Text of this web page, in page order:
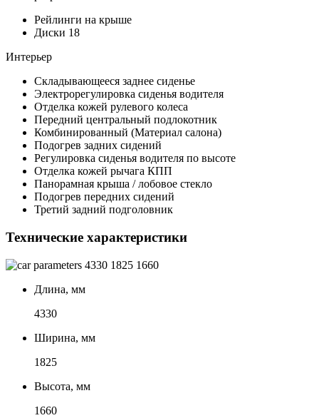
Рейлинги на крыше
Диски 18
Интерьер
Складывающееся заднее сиденье
Электрорегулировка сиденья водителя
Отделка кожей рулевого колеса
Передний центральный подлокотник
Комбинированный (Материал салона)
Подогрев задних сидений
Регулировка сиденья водителя по высоте
Отделка кожей рычага КПП
Панорамная крыша / лобовое стекло
Подогрев передних сидений
Третий задний подголовник
Технические характеристики
4330 1825 1660
Длина, мм
4330
Ширина, мм
1825
Высота, мм
1660